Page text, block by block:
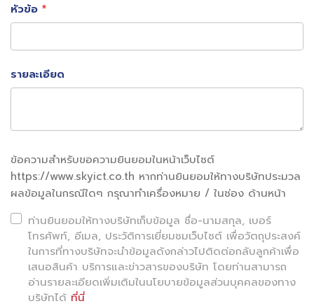
ขอบคุณข้อมูล
www.sanook.com
หัวข้อ
รายละเอียด
ข้อความสำหรับขอความยินยอมในหน้าเว็บไซต์
https://www.skyict.co.th หากท่านยินยอมให้ทางบริษัทประมวล
ผลข้อมูลในกรณีใดๆ กรุณาทำเครื่องหมาย / ในช่อง ด้านหน้า
ท่านยินยอมให้ทางบริษัทเก็บข้อมูล ชื่อ-นามสกุล, เบอร์
โทรศัพท์, อีเมล, ประวัติการเยี่ยมชมเว็บไซต์ เพื่อวัตถุประสงค์
ในการที่ทางบริษัทจะนำข้อมูลดังกล่าวไปติดต่อกลับลูกค้าเพื่อ
เสนอสินค้า บริการและข่าวสารของบริษัท โดยท่านสามารถ
อ่านรายละเอียดเพิ่มเติมในนโยบายข้อมูลส่วนบุคคลของทาง
บริษัทได้ ที่นี่